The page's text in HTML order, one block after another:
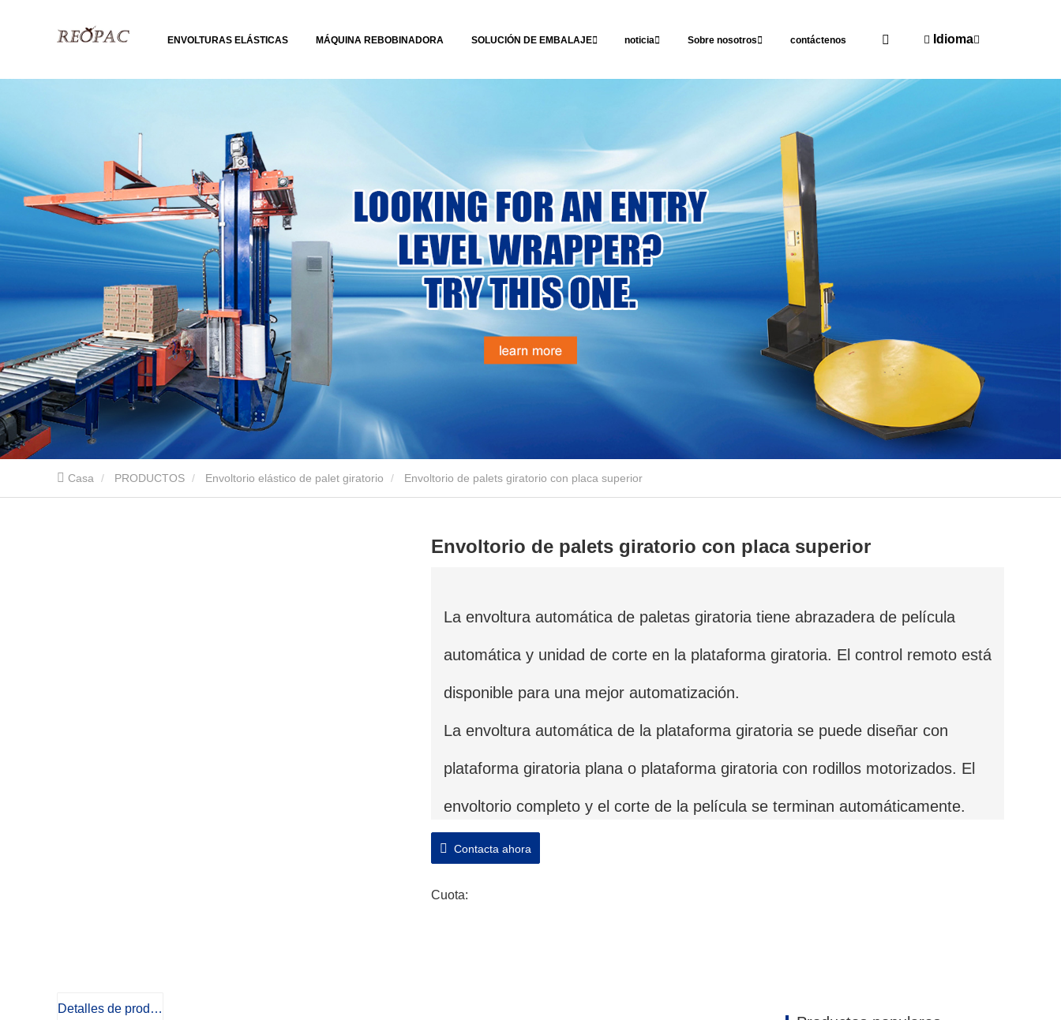
ENVOLTURAS ELÁSTICAS MÁQUINA REBOBINADORA SOLUCIÓN DE EMBALAJE noticia Sobre nosotros contáctenos Idioma
Casa PRODUCTOS Envoltorio elástico de palet giratorio Envoltorio de palets giratorio con placa superior
Envoltorio de palets giratorio con placa superior
La envoltura automática de paletas giratoria tiene abrazadera de película
automática y unidad de corte en la plataforma giratoria. El control remoto está
disponible para una mejor automatización.
La envoltura automática de la plataforma giratoria se puede diseñar con
plataforma giratoria plana o plataforma giratoria con rodillos motorizados. El
envoltorio completo y el corte de la película se terminan automáticamente.
Contacta ahora
Cuota:
Detalles de producto